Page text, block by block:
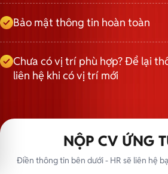
Bảo mật thông tin hoàn toàn
Chưa có vị trí phù hợp? Để lại
liên hệ khi có vị trí mới
NỘP CV ỨNG
Điền thông tin bên dưới - HR sẽ liên hệ